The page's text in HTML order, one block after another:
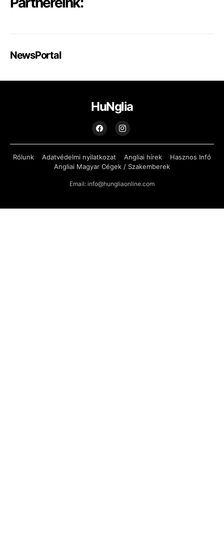
NewsPortal
HuNglia
Rólunk Adatvédelmi nyilatkozat Angliai hírek
Hasznos Infó
Angliai Magyar Cégek / Szakemberek
Email: info@hungliaonline.com